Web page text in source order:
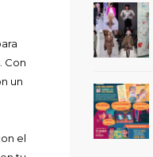
Con
un
el